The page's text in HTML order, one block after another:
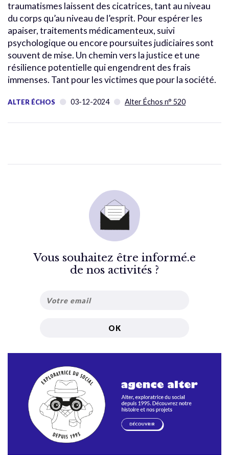
traumatismes laissent des cicatrices, tant au niveau
du corps qu’au niveau de l’esprit. Pour espérer les
apaiser, traitements médicamenteux, suivi
psychologique ou encore poursuites judiciaires sont
souvent de mise. Un chemin vers la justice et une
résilience potentielle qui engendrent des frais
immenses. Tant pour les victimes que pour la société.
ALTER ÉCHOS 03-12-2024 Alter Échos n° 520
Vous souhaitez être informé.e
de nos activités ?